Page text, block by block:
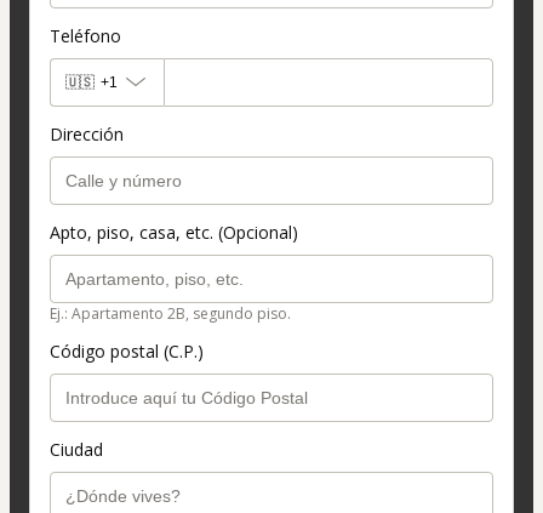
Teléfono
🇺🇸 +1
Dirección
Apto, piso, casa, etc. (Opcional)
Ej.: Apartamento 2B, segundo piso.
Código postal (C.P.)
Ciudad